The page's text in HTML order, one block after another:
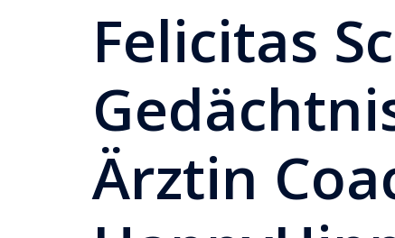
Felicitas
Ärztin